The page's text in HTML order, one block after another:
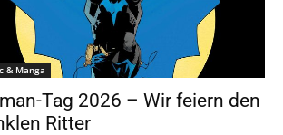
& Manga
Tag 2026 – Wir feiern den
Ritter